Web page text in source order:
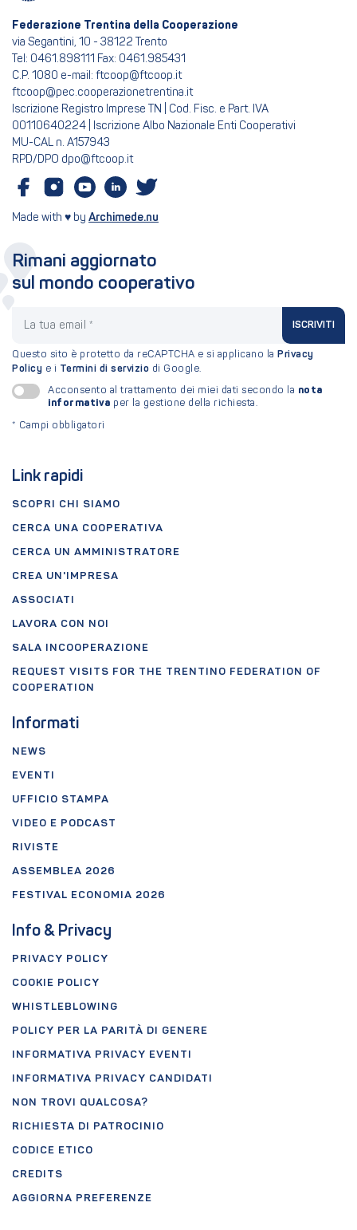
Federazione Trentina della Cooperazione
via Segantini, 10 - 38122 Trento
Tel: 0461.898111 Fax: 0461.985431
C.P. 1080 e-mail: ftcoop@ftcoop.it
ftcoop@pec.cooperazionetrentina.it
Iscrizione Registro Imprese TN | Cod. Fisc. e Part. IVA
00110640224 | Iscrizione Albo Nazionale Enti Cooperativi
MU-CAL n. A157943
RPD/DPO dpo@ftcoop.it
Made with ♥ by Archimede.nu
Link rapidi
SCOPRI CHI SIAMO
CERCA UNA COOPERATIVA
CERCA UN AMMINISTRATORE
CREA UN'IMPRESA
ASSOCIATI
LAVORA CON NOI
SALA INCOOPERAZIONE
REQUEST VISITS FOR THE TRENTINO FEDERATION OF
COOPERATION
Informati
NEWS
EVENTI
UFFICIO STAMPA
VIDEO E PODCAST
RIVISTE
ASSEMBLEA 2026
FESTIVAL ECONOMIA 2026
Info & Privacy
PRIVACY POLICY
COOKIE POLICY
WHISTLEBLOWING
POLICY PER LA PARITÀ DI GENERE
INFORMATIVA PRIVACY EVENTI
INFORMATIVA PRIVACY CANDIDATI
NON TROVI QUALCOSA?
RICHIESTA DI PATROCINIO
CODICE ETICO
CREDITS
AGGIORNA PREFERENZE
Rimani aggiornato
sul mondo cooperativo
ISCRIVITI
Questo sito è protetto da reCAPTCHA e si applicano la Privacy
Policy e i Termini di servizio di Google.
Acconsento al trattamento dei miei dati secondo la nota
informativa per la gestione della richiesta.
* Campi obbligatori